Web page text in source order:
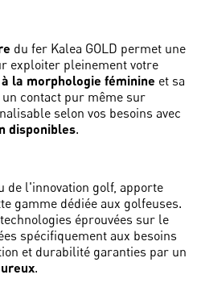
du fer Kalea GOLD permet une
exploiter pleinement votre
la morphologie féminine et sa
contact pur même sur
selon vos besoins avec
disponibles.
de l'innovation golf, apporte
gamme dédiée aux golfeuses.
éprouvées sur le
spécifiquement aux besoins
et durabilité garanties par un
.